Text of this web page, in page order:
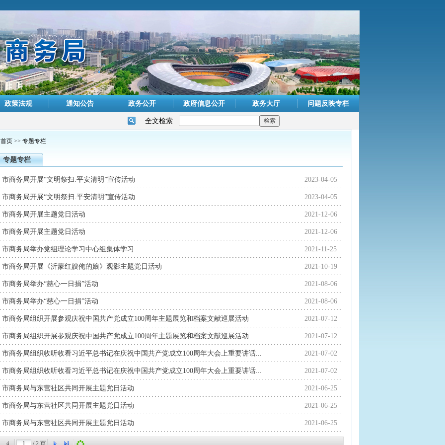
政策法规 通知公告 政务公开 政府信息公开 政务大厅 问题反映专栏
全文检索
首页 >> 专题专栏
专题专栏
市商务局开展“文明祭扫.平安清明”宣传活动 2023-04-05
市商务局开展“文明祭扫.平安清明”宣传活动 2023-04-05
市商务局开展主题党日活动 2021-12-06
市商务局开展主题党日活动 2021-12-06
市商务局举办党组理论学习中心组集体学习 2021-11-25
市商务局开展《沂蒙红嫂俺的娘》观影主题党日活动 2021-10-19
市商务局举办“慈心一日捐”活动 2021-08-06
市商务局举办“慈心一日捐”活动 2021-08-06
市商务局组织开展参观庆祝中国共产党成立100周年主题展览和档案文献巡展活动 2021-07-12
市商务局组织开展参观庆祝中国共产党成立100周年主题展览和档案文献巡展活动 2021-07-12
市商务局组织收听收看习近平总书记在庆祝中国共产党成立100周年大会上重要讲话... 2021-07-02
市商务局组织收听收看习近平总书记在庆祝中国共产党成立100周年大会上重要讲话... 2021-07-02
市商务局与东营社区共同开展主题党日活动 2021-06-25
市商务局与东营社区共同开展主题党日活动 2021-06-25
市商务局与东营社区共同开展主题党日活动 2021-06-25
/2页